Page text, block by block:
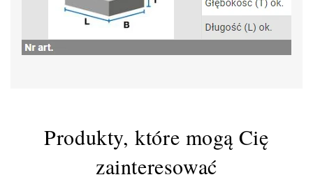
Produkty, które mogą Cię
zainteresować